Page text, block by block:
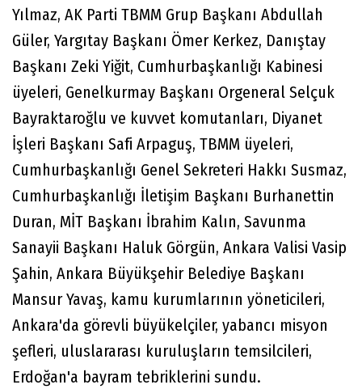
Yılmaz, AK Parti TBMM Grup Başkanı Abdullah
Güler, Yargıtay Başkanı Ömer Kerkez, Danıştay
Başkanı Zeki Yiğit, Cumhurbaşkanlığı Kabinesi
üyeleri, Genelkurmay Başkanı Orgeneral Selçuk
Bayraktaroğlu ve kuvvet komutanları, Diyanet
İşleri Başkanı Safi Arpaguş, TBMM üyeleri,
Cumhurbaşkanlığı Genel Sekreteri Hakkı Susmaz,
Cumhurbaşkanlığı İletişim Başkanı Burhanettin
Duran, MİT Başkanı İbrahim Kalın, Savunma
Sanayii Başkanı Haluk Görgün, Ankara Valisi Vasip
Şahin, Ankara Büyükşehir Belediye Başkanı
Mansur Yavaş, kamu kurumlarının yöneticileri,
Ankara'da görevli büyükelçiler, yabancı misyon
şefleri, uluslararası kuruluşların temsilcileri,
Erdoğan'a bayram tebriklerini sundu.